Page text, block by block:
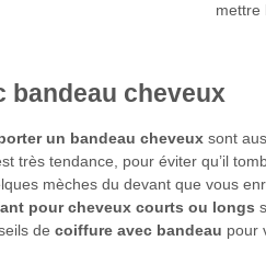
bandeau cheveux
un bandeau cheveux sont
très tendance, pour éviter qu’il
mèches du devant que vous
pour cheveux courts ou longs
de coiffure avec bandeau pour